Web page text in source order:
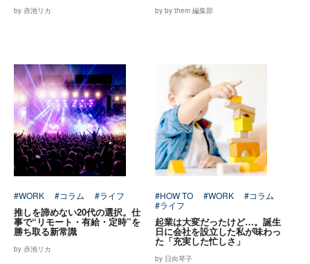
by 赤池リカ by by them 編集部
#WORK #コラム #ライフ
推しを諦めない20代の選択。仕
事で“リモート・有給・定時”を
勝ち取る新常識
by 赤池リカ
#HOW TO #WORK
#コラム
#ライフ
起業は大変だったけど…。誕生
日に会社を設立した私が味わっ
た「充実した忙しさ」
by 日向琴子